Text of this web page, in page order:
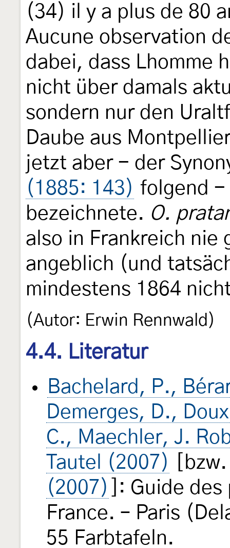
(34) il y a plus de 80
Aucune observation
dabei, dass Lhomme
nicht über damals
sondern nur den
Daube aus
jetzt aber - der
(1885: 143) folgend
bezeichnete. O.
also in Frankreich nie
angeblich (und
mindestens 1864
(Autor: Erwin Rennwald)
4.4. Literatur
Bachelard, P.,
Demerges, D.,
C., Maechler, J.
Tautel (2007)
(2007)
]: Guide
France. – Paris
55 Farbtafeln.